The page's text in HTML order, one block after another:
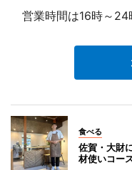
営業時間は16時～24
食べる
佐賀・大財
材使いコー